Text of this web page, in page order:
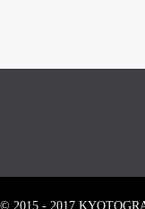
© 2015 - 2017